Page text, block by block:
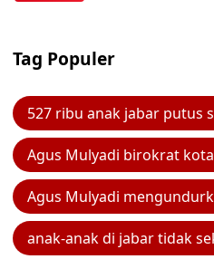
Tag Populer
527 ribu anak jabar putus
Agus Mulyadi birokrat
Agus Mulyadi
anak-anak di jabar tidak